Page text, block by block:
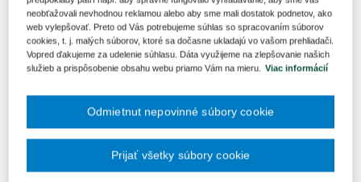
Vydanie č. 9/2023
Vydanie č. 7/2023
Vydanie č. 6/2023
Vydanie č. 5/2023
Vydanie č. 1/2023
Zobraziť titulku vydania
Editoriál
neobťažovali nevhodnou reklamou alebo aby sme mali dostatok podnetov, ako
web vylepšovať. Preto od Vás potrebujeme súhlas so spracovaním súborov
cookies, t. j. malých súborov, ktoré sa dočasne ukladajú vo vašom prehliadači.
Vopred ďakujeme za udelenie súhlasu. Dáta využijeme na zlepšovanie našich
služieb a prispôsobenie obsahu webu priamo Vám na mieru.
Viac informácií
Odmietnut nepovinné súbory cookie
Prijať všetky súbory cookie